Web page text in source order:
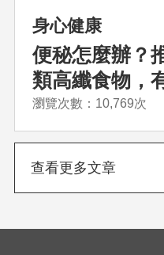
身心健康
便秘怎麼辦？
類高纖食物，
做
瀏覽次數：10,769次
查看更多文章